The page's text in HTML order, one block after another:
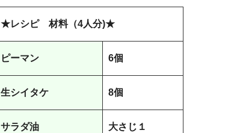
★レシピ 材料（4人分)★
ピーマン 6個
生シイタケ 8個
サラダ油 大さじ１